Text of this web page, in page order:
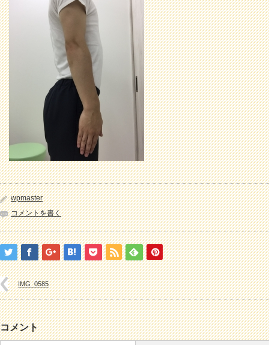
wpmaster
コメントを書く
IMG_0585
コメント